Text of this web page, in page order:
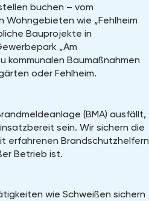
buchen – vom
Wohngebieten wie „Fehlheim
Bauprojekte in
„Am
kommunalen Baumaßnahmen
oder Fehlheim.
(BMA) ausfällt,
sein. Wir sichern die
erfahrenen Brandschutzhelfern
Betrieb ist.
wie Schweißen sichern